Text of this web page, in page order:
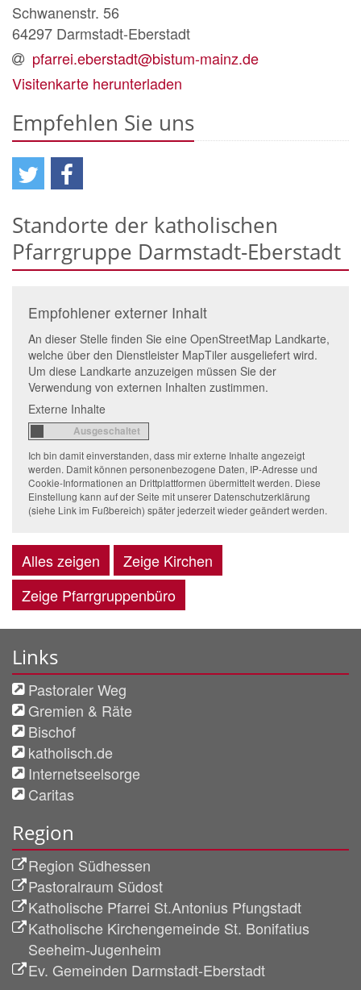
Schwanenstr. 56
64297 Darmstadt-Eberstadt
pfarrei.eberstadt@bistum-mainz.de
Visitenkarte herunterladen
Empfehlen Sie uns
Standorte der katholischen
Pfarrgruppe Darmstadt-Eberstadt
Empfohlener externer Inhalt
An dieser Stelle finden Sie eine OpenStreetMap Landkarte,
welche über den Dienstleister MapTiler ausgeliefert wird.
Um diese Landkarte anzuzeigen müssen Sie der
Verwendung von externen Inhalten zustimmen.
Externe Inhalte
Ich bin damit einverstanden, dass mir externe Inhalte angezeigt
werden. Damit können personenbezogene Daten, IP-Adresse und
Cookie-Informationen an Drittplattformen übermittelt werden. Diese
Einstellung kann auf der Seite mit unserer Datenschutzerklärung
(siehe Link im Fußbereich) später jederzeit wieder geändert werden.
Alles zeigen
Zeige Kirchen
Zeige Pfarrgruppenbüro
Links
Pastoraler Weg
Gremien & Räte
Bischof
katholisch.de
Internetseelsorge
Caritas
Region
Region Südhessen
Pastoralraum Südost
Katholische Pfarrei St.Antonius Pfungstadt
Katholische Kirchengemeinde St. Bonifatius
Seeheim-Jugenheim
Ev. Gemeinden Darmstadt-Eberstadt